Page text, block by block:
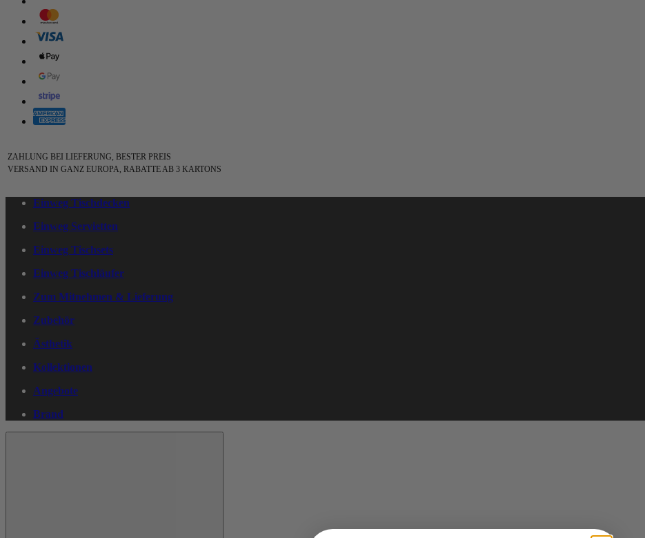
ZAHLUNG BEI LIEFERUNG, BESTER PREIS
VERSAND IN GANZ EUROPA, RABATTE AB 3 KARTONS
Einweg Tischdecken
Einweg Servietten
Einweg Tischsets
Einweg Tischläufer
Zum Mitnehmen & Lieferung
Zubehör
Ästhetik
Kollektionen
Angebote
Brand